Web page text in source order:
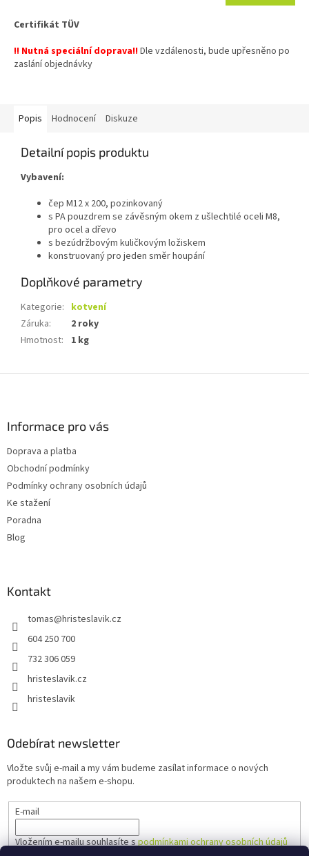
Certifikát TÜV
!! Nutná speciální doprava!!Dle vzdálenosti, bude upřesněno po
zaslání objednávky
Popis Hodnocení Diskuze
Detailní popis produktu
Vybavení:
čep M12 x 200, pozinkovaný
s PA pouzdrem se závěsným okem z ušlechtilé oceli M8,
pro ocel a dřevo
s bezúdržbovým kuličkovým ložiskem
konstruovaný pro jeden směr houpání
Doplňkové parametry
Kategorie: kotvení
Záruka:
2 roky
Hmotnost: 1 kg
Informace pro vás
Doprava a platba
Obchodní podmínky
Podmínky ochrany osobních údajů
Ke stažení
Poradna
Blog
Kontakt
tomas@hristeslavik.cz
604 250 700
732 306 059
hristeslavik.cz
hristeslavik
Odebírat newsletter
Vložte svůj e-mail a my vám budeme zasílat informace o nových
produktech na našem e-shopu.
E-mail
Vložením e-mailu souhlasíte spodmínkami ochrany osobních údajů